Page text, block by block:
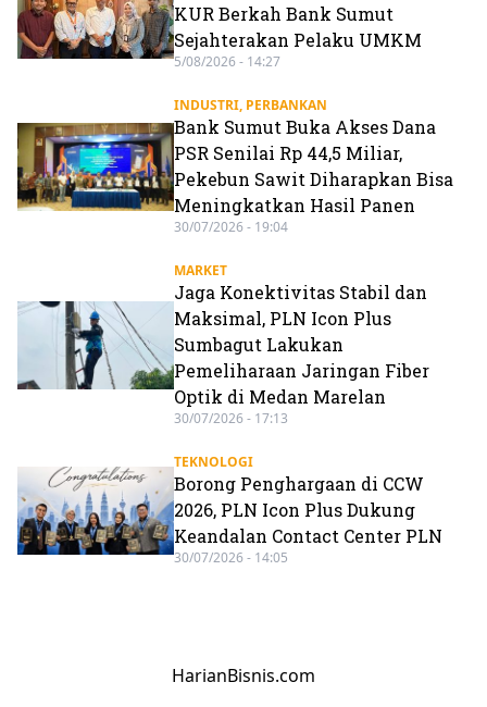
KUR Berkah Bank Sumut
Sejahterakan Pelaku UMKM
5/08/2026 - 14:27
INDUSTRI, PERBANKAN
Bank Sumut Buka Akses Dana
PSR Senilai Rp 44,5 Miliar,
Pekebun Sawit Diharapkan Bisa
Meningkatkan Hasil Panen
30/07/2026 - 19:04
MARKET
Jaga Konektivitas Stabil dan
Maksimal, PLN Icon Plus
Sumbagut Lakukan
Pemeliharaan Jaringan Fiber
Optik di Medan Marelan
30/07/2026 - 17:13
TEKNOLOGI
Borong Penghargaan di CCW
2026, PLN Icon Plus Dukung
Keandalan Contact Center PLN
30/07/2026 - 14:05
HarianBisnis.com